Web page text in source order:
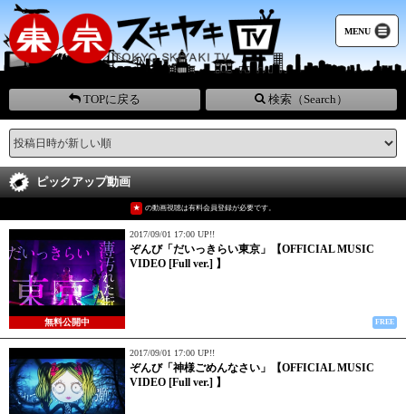
MENU
TOPに戻る 検索（Search）
ピックアップ動画
★ の動画視聴は有料会員登録が必要です。
無料公開中
2017/09/01 17:00 UP!!
ぞんび「だいっきらい東京」【OFFICIAL MUSIC
VIDEO [Full ver.] 】
FREE
2017/09/01 17:00 UP!!
ぞんび「神様ごめんなさい」【OFFICIAL MUSIC
VIDEO [Full ver.] 】